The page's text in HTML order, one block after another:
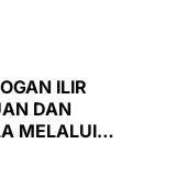
ILIR
DAN
MELALUI
SAMBANG